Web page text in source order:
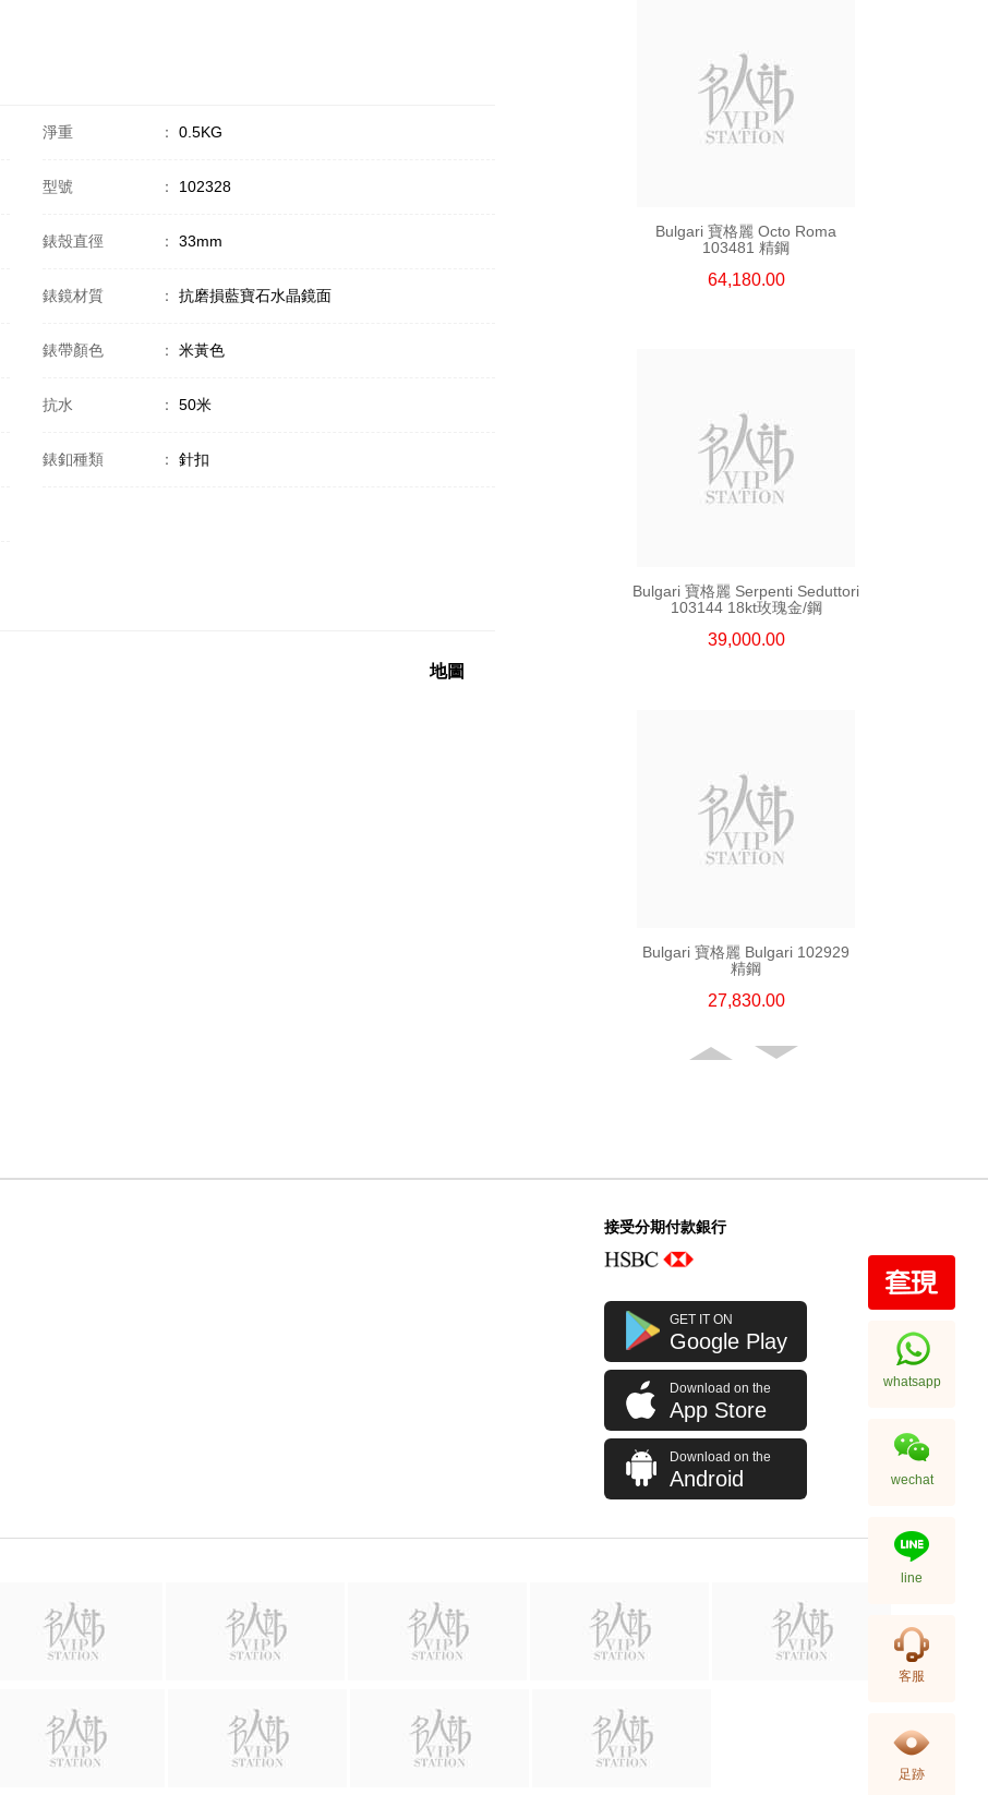
淨重 ： 0.5KG
型號 ： 102328
錶殼直徑 ： 33mm
錶鏡材質 ： 抗磨損藍寶石水晶鏡面
錶帶顏色 ： 米黃色
抗水 ： 50米
錶釦種類 ： 針扣
地圖
Bulgari 寶格麗 Octo Roma
103481 精鋼
64,180.00
Bulgari 寶格麗 Serpenti Seduttori
103144 18kt玫瑰金/鋼
39,000.00
Bulgari 寶格麗 Bulgari 102929
精鋼
27,830.00
Bulgari 寶格麗 Octo Roma
102856 精鋼
50,410.00
接受分期付款銀行
GET IT ON
Google Play
Download on the
App Store
Download on the
Android
whatsapp
wechat
line
客服
足跡